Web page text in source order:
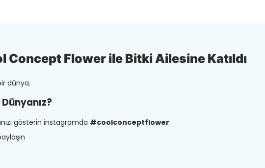
Concept Flower ile Bitki Ailesine Katıldı
dünya.
gösterin instagramda #coolconceptflower